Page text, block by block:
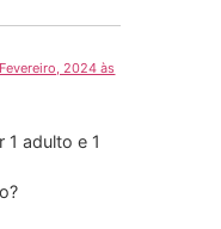
2024 às
1 adulto e 1